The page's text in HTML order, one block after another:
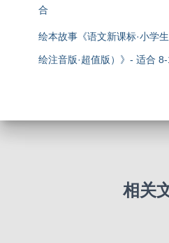
合
绘本故事《语文新课标·小学
绘注音版·超值版）》- 适合
相关